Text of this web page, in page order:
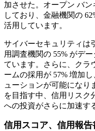
加させた。オープン バ
しており、金融機関の
活用しています。
サイバーセキュリティは
用調査機関の 55% がデ
ています。さらに、クラ
ームの採用が 57% 増加
ューションが可能になり
を目指す中、信用リスク
への投資がさらに加速す
信用スコア、信用報